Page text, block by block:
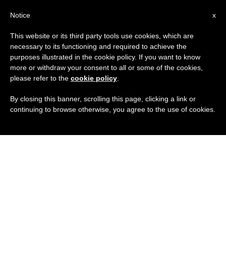
x
Notice
This website or its third party tools use cookies, which are
necessary to its functioning and required to achieve the
purposes illustrated in the cookie policy. If you want to know
more or withdraw your consent to all or some of the cookies,
please refer to the cookie policy
By closing this banner, scrolling this page, clicking a link or
continuing to browse otherwise, you agree to the use of cookies.